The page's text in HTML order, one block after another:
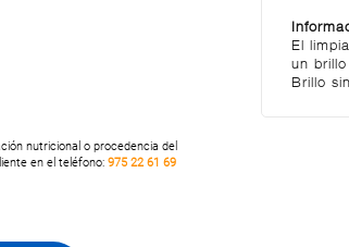
El
un
Brillo
nutricional o procedencia del
en el teléfono: 975 22 61 69